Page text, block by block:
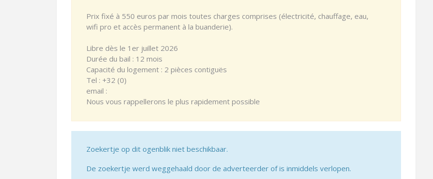
Prix fixé à 550 euros par mois toutes charges comprises (électricité, chauffage, eau,
wifi pro et accès permanent à la buanderie).
Libre dès le 1er juillet 2026
Durée du bail : 12 mois
Capacité du logement : 2 pièces contiguës
Tel : +32 (0)
email :
Nous vous rappellerons le plus rapidement possible
Zoekertje op dit ogenblik niet beschikbaar.
De zoekertje werd weggehaald door de adverteerder of is inmiddels verlopen.